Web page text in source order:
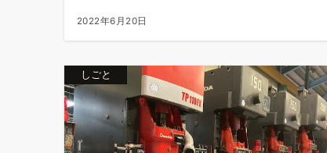
2022年6月20日
しごと